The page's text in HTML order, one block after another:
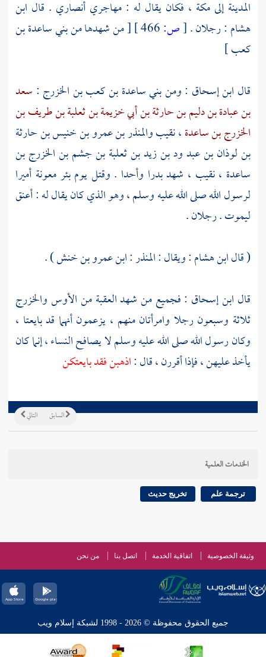
المدينةإلىمكة ، فكان يقال له : مهاجري أنصاري . قال ابن
هشام : رجلان .[ص: [ من شهدها منبني ساعدة بن
كعب]
قال ابن إسحاق : ومنبني ساعدة بن كعب بن الخزرج : سعد
بن عبادة بن دليم بن حارثة بن أبي خزيمة بن ثعلبة بن طريف بن
الخزرج بن ساعدة، نقيبوالمنذر بن عمرو بن خنيس بن حارثة
بن لوذان بن عبد ود بن زيد بن ثعلبة بن جشم بن الخزرج بن
ساعدة ، نقيب ، شهدبدرا وأحدا . وقتل يومبئر معونة أميرا
لرسول الله صلى الله عليه وسلم ، وهو الذي كان يقال له : أعنق
ليموت . رجلان .
( قالابن هشام: ويقال :المنذر : ابن عمرو بن خنش) .
قال ابن إسحاق : فجميع من شهد العقبة منالأوسوالخزرج
ثلاثة وسبعون رجلا وامرأتان منهم ، يزعمون أنهما قد بايعتا ،
وكان رسول الله صلى الله عليه وسلم لا يصافح النساء ، إنما كان
يأخذ عليهن ، فإذا أقررن ، قال :اذهبن فقد بايعتكن
التالي السابق
الخدمات العلمية
ترجمة علم تخريج حديث
وثيقة الخصوصية اتفاقية الخدمة اتصل بنا من نحن
جميع الحقوق محفوظة © 2026 - 1998 لشبكة إسلام ويب